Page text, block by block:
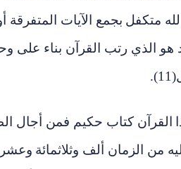
متكفل بجمع الآيات
هو الذي رتب القرآن بناء على
(11).
القرآن كتاب حكيم فمن أجال
من الزمان ألف وثلاثمائة